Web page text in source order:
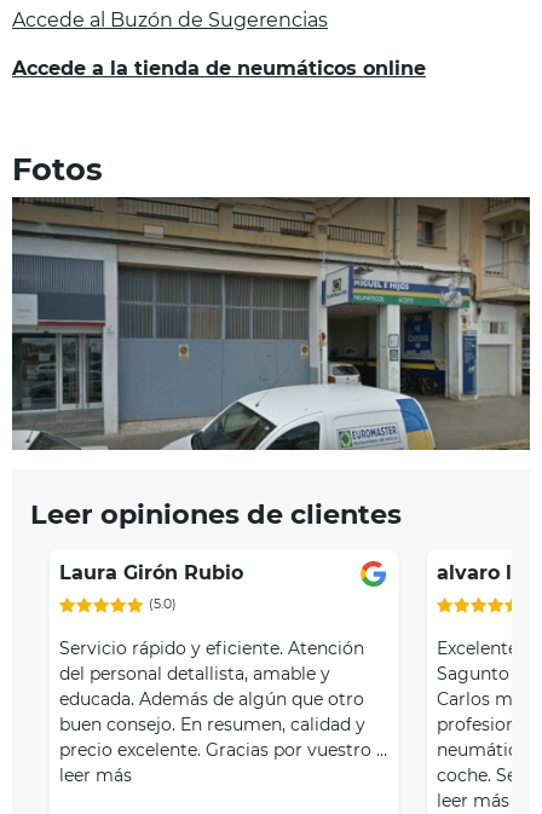
Accede al Buzón de Sugerencias
Accede a la tienda de neumáticos online
Fotos
Leer opiniones de clientes
Laura Girón Rubio
(5.0)
Servicio rápido y eficiente. Atención
del personal detallista, amable y
educada. Además de algún que otro
buen consejo. En resumen, calidad y
precio excelente. Gracias por vuestro …
leer más
alvaro
Excelente
Sagunto –
Carlos me
profesional
neumáticos
coche. Se
leer más